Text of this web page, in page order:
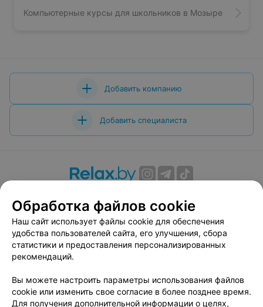
Компьютерные курсы для школьников в Мозыре
Добавить компанию
Добавить специалиста
Вакансии
Публичный договор
Способы оплаты
Публичный договор по использованию сервиса
«Афиша»
Пользовательское соглашение
Связаться по вопросам сотрудничества
Написать руководителю relax.by
Обработка файлов cookie
Наш сайт использует файлы cookie для обеспечения
удобства пользователей сайта, его улучшения, сбора
статистики и предоставления персонализированных
рекомендаций.
Вы можете настроить параметры использования файлов
cookie или изменить свое согласие в более позднее время.
Для получения дополнительной информации о целях,